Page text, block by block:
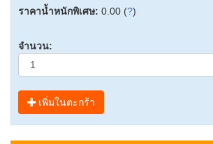
ราคาน้ำหนักพิเศษ: 0.00 (?)
จำนวน:
เพิ่มในตะกร้า